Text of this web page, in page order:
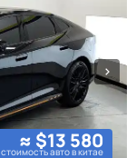
≈ $13 580
стоимость авто в китае